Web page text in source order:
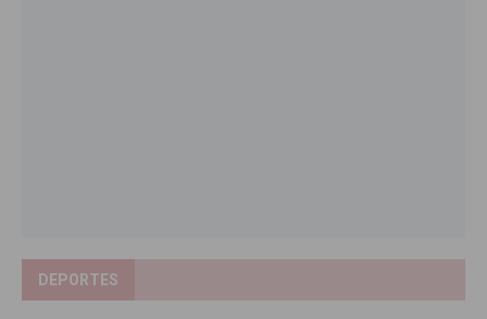
DEPORTES